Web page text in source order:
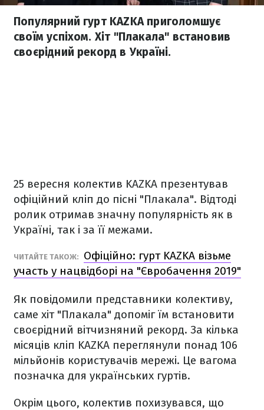
Популярний гурт KAZKA приголомшує
своїм успіхом. Хіт "Плакала" встановив
своєрідний рекорд в Україні.
25 вересня колектив KAZKA презентував
офіційний кліп до пісні "Плакала". Відтоді
ролик отримав значну популярність як в
Україні, так і за її межами.
ЧИТАЙТЕ ТАКОЖ:
Офіційно: гурт KAZKA візьме
участь у нацвідборі на "Євробачення 2019"
Як повідомили представники колективу,
саме хіт "Плакала" допоміг їм встановити
своєрідний вітчизняний рекорд. За кілька
місяців кліп KAZKA переглянули понад 106
мільйонів користувачів мережі. Це вагома
позначка для українських гуртів.
Окрім цього, колектив похизувався, що